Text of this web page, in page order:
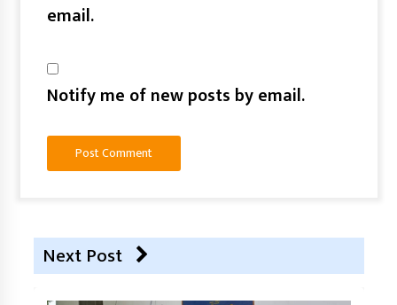
email.
Notify me of new posts by email.
Next Post